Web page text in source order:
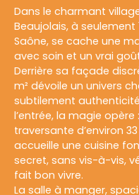
Dans le charmant
Beaujolais, à
Saône, se cache une
avec soin et un vrai
Derrière sa façade
m² dévoile un univers
subtilement
l’entrée, la magie
traversante d’environ
accueille une cuisine
secret, sans vis-à-vis,
fait bon vivre.
La salle à manger,